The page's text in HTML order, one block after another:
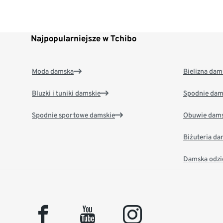
Najpopularniejsze w Tchibo
Moda damska
Bluzki i tuniki damskie
Spodnie sportowe damskie
Bielizna
Spodnie
Obuwie
Biżuteria
Damska
facebook youtube instagram